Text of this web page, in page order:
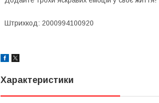
Штрихкод: 2000994100920
Характеристики